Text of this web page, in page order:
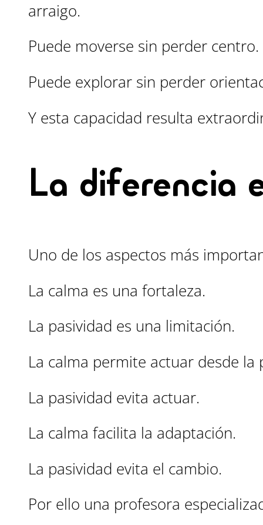
arraigo.
Puede moverse sin perder centro.
Puede explorar sin perder
Y esta capacidad resulta
La diferencia
Uno de los aspectos más
La calma es una fortaleza.
La pasividad es una limitación.
La calma permite actuar desde la
La pasividad evita actuar.
La calma facilita la adaptación.
La pasividad evita el cambio.
Por ello una profesora